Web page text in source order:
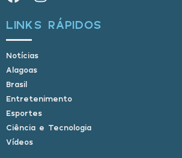
LINKS RÁPIDOS
Notícias
Alagoas
Brasil
Entretenimento
Esportes
Ciência e Tecnologia
Vídeos